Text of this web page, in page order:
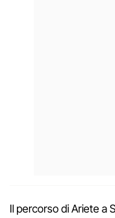
Il percorso di Ariete a